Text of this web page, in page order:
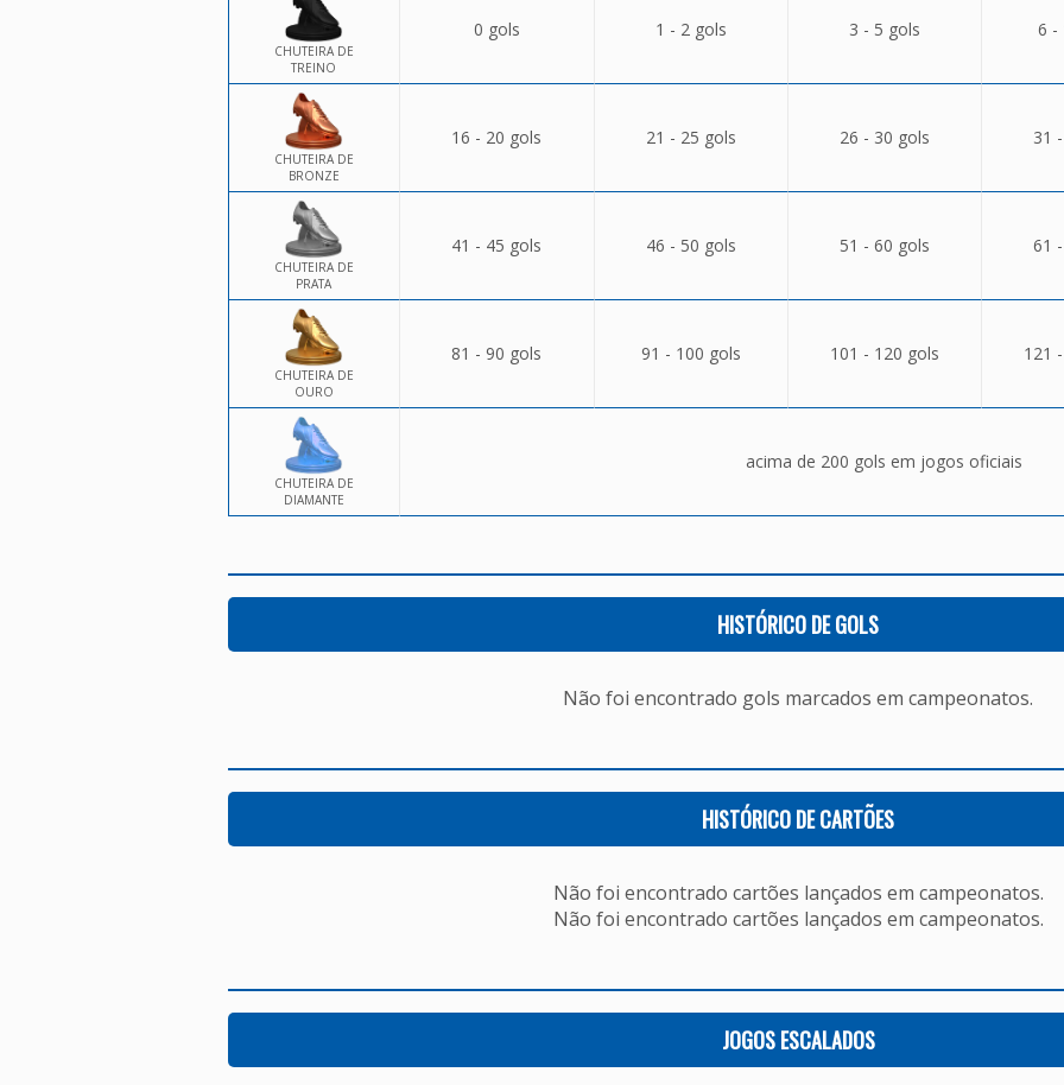
CHUTEIRA DE
TREINO
0 gols 1 - 2 gols 3 - 5 gols 6 -
CHUTEIRA DE
BRONZE
16 - 20 gols 21 - 25 gols 26 - 30 gols 31
CHUTEIRA DE
PRATA
41 - 45 gols 46 - 50 gols 51 - 60 gols 61
CHUTEIRA DE
OURO
81 - 90 gols 91 - 100 gols 101 - 120 gols 121
CHUTEIRA DE
DIAMANTE
acima de 200 gols em jogos oficiais
HISTÓRICO DE GOLS
Não foi encontrado gols marcados em campeonatos.
HISTÓRICO DE CARTÕES
Não foi encontrado cartões lançados em campeonatos.
Não foi encontrado cartões lançados em campeonatos.
JOGOS ESCALADOS